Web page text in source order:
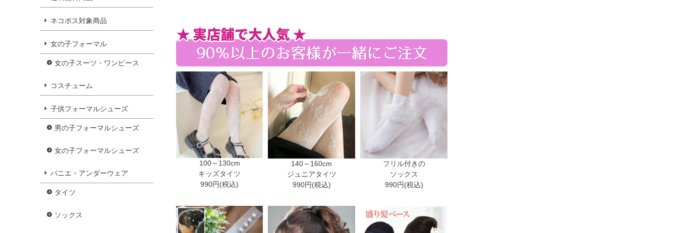
ネコポス対象商品
女の子フォーマル
女の子スーツ・ワンピース
コスチューム
子供フォーマルシューズ
男の子フォーマルシューズ
女の子フォーマルシューズ
パニエ・アンダーウェア
タイツ
ソックス
100～130cm
キッズタイツ
990円(税込)
140～160cm
ジュニアタイツ
990円(税込)
フリル付きの
ソックス
990円(税込)